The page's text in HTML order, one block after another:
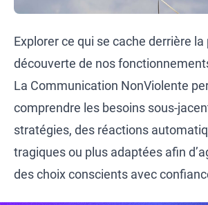
Explorer ce qui se cache derrière la
découverte de nos
La Communication NonViolente
comprendre les besoins sous-
stratégies, des réactions
tragiques ou plus adaptées afin
des choix conscients avec